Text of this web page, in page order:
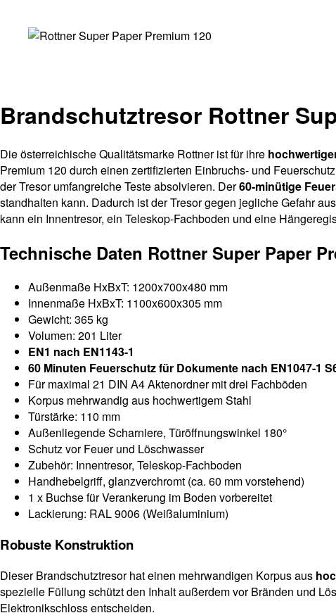
Brandschutztresor Rottner
Die österreichische Qualitätsmarke Rottner ist für ihre
Premium 120 durch einen zertifizierten Einbruchs- und
der Tresor umfangreiche Teste absolvieren. Der60-minütige
standhalten kann. Dadurch ist der Tresor gegen jegliche Gefahr
kann ein Innentresor, ein Teleskop-Fachboden und eine
Technische Daten Rottner Super Paper
Außenmaße HxBxT: 1200x700x480 mm
Innenmaße HxBxT: 1100x600x305 mm
Gewicht: 365 kg
Volumen: 201 Liter
EN1 nach EN1143-1
60 Minuten Feuerschutz für Dokumente nach EN1047-1
Für maximal 21 DIN A4 Aktenordner mit drei Fachböden
Korpus mehrwandig aus hochwertigem Stahl
Türstärke: 110 mm
Außenliegende Scharniere, Türöffnungswinkel 180°
Schutz vor Feuer und Löschwasser
Zubehör: Innentresor, Teleskop-Fachboden
Handhebelgriff, glanzverchromt (ca. 60 mm vorstehend)
1 x Buchse für Verankerung im Boden vorbereitet
Lackierung: RAL 9006 (Weißaluminium)
Robuste Konstruktion
Dieser Brandschutztresor hat einen mehrwandigen Korpus aus
spezielle Füllung schützt den Inhalt außerdem vor Bränden und
Elektronikschloss entscheiden.